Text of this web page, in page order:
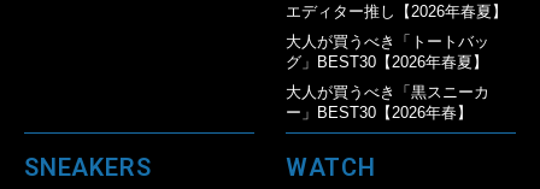
エディター推し【2026年春夏】
大人が買うべき「トートバッ
グ」BEST30【2026年春夏】
大人が買うべき「黒スニーカ
ー」BEST30【2026年春】
SNEAKERS WATCH